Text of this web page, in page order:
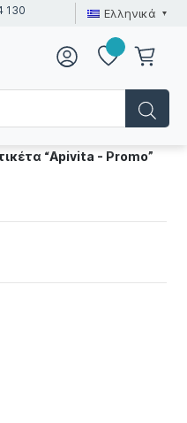
130 Ελληνικά
“Apivita - Promo”